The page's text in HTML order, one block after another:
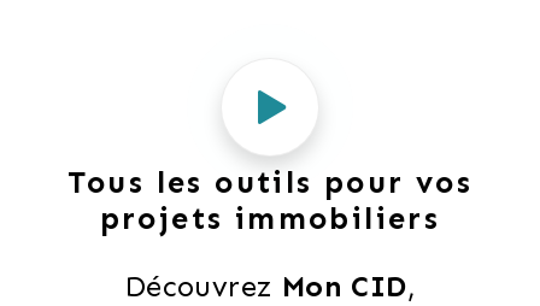
Tous les outils pour vos
projets immobiliers
Découvrez Mon CID,